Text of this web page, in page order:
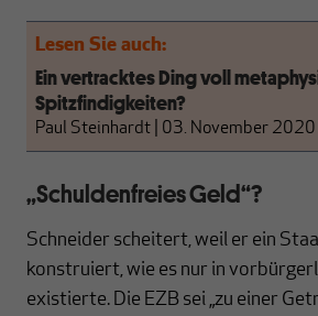
Lesen Sie auch:
Ein vertracktes Ding voll
Spitzfindigkeiten?
Paul Steinhardt 03. November 2020
„Schuldenfreies Geld“?
Schneider scheitert, weil er ein
konstruiert, wie es nur in
existierte. Die EZB sei „zu einer